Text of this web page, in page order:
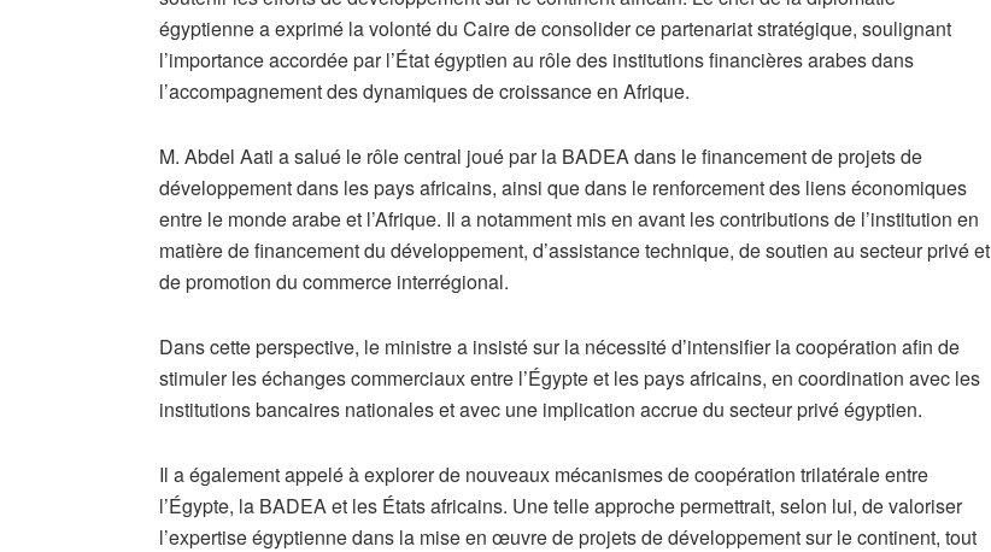
égyptienne a exprimé la volonté du Caire de consolider ce partenariat stratégique, soulignant
l’importance accordée par l’État égyptien au rôle des institutions financières arabes dans
l’accompagnement des dynamiques de croissance en Afrique.
M. Abdel Aati a salué le rôle central joué par la BADEA dans le financement de projets de
développement dans les pays africains, ainsi que dans le renforcement des liens économiques
entre le monde arabe et l’Afrique. Il a notamment mis en avant les contributions de l’institution en
matière de financement du développement, d’assistance technique, de soutien au secteur privé et
de promotion du commerce interrégional.
Dans cette perspective, le ministre a insisté sur la nécessité d’intensifier la coopération afin de
stimuler les échanges commerciaux entre l’Égypte et les pays africains, en coordination avec les
institutions bancaires nationales et avec une implication accrue du secteur privé égyptien.
Il a également appelé à explorer de nouveaux mécanismes de coopération trilatérale entre
l’Égypte, la BADEA et les États africains. Une telle approche permettrait, selon lui, de valoriser
l’expertise égyptienne dans la mise en œuvre de projets de développement sur le continent, tout